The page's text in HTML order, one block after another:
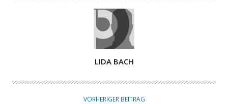
T
LIDA BACH
VORHERIGER BEITRAG